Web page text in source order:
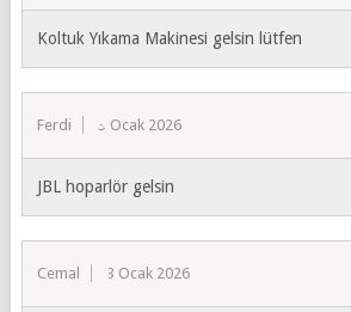
Koltuk Yıkama Makinesi gelsin lütfen
Ferdi 3 Ocak 2026
JBL hoparlör gelsin
Cemal 3 Ocak 2026